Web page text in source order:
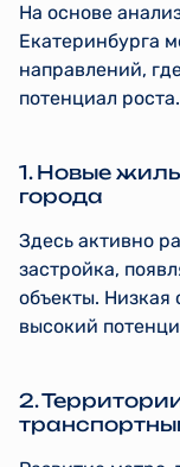
На основе
Екатеринбурга
направлений,
потенциал роста.
1. Новые
города
Здесь активно
застройка,
объекты. Низкая
высокий
2.